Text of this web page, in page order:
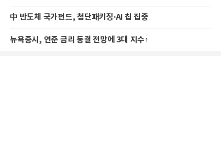
中 반도체 국가펀드, 첨단패키징·AI 칩 집중
뉴욕증시, 연준 금리 동결 전망에 3대 지수↑